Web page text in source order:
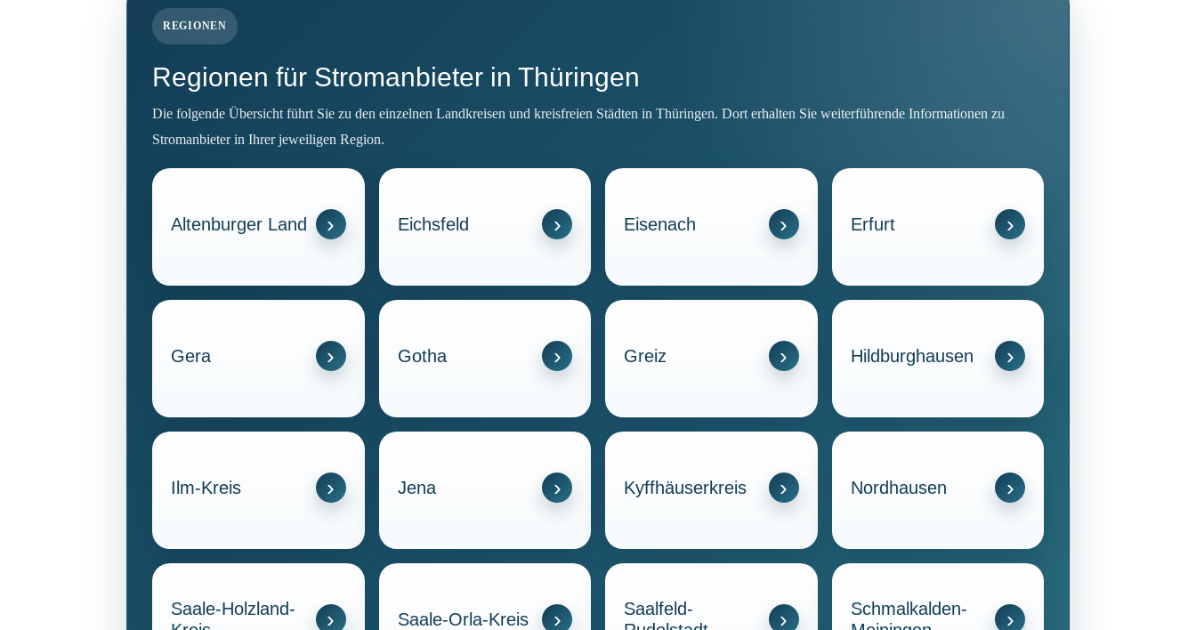
REGIONEN
Regionen für Stromanbieter in Thüringen
Die folgende Übersicht führt Sie zu den einzelnen Landkreisen und kreisfreien Städten in Thüringen. Dort erhalten Sie weiterführende Informationen zu
Stromanbieter in Ihrer jeweiligen Region.
Altenburger Land Eichsfeld Eisenach Erfurt
Gera Gotha Greiz Hildburghausen
Ilm-Kreis Jena Kyffhäuserkreis Nordhausen
Saale-Holzland-
Saale-Orla-Kreis
Saalfeld-
Schmalkalden-